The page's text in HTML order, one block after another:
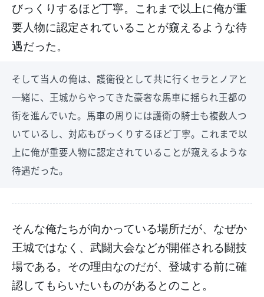
びっくりするほど丁寧。これまで以上に俺が重
要人物に認定されていることが窺えるような待
遇だった。
そして当人の俺は、護衛役として共に行くセラとノアと
一緒に、王城からやってきた豪奢な馬車に揺られ王都の
街を進んでいた。馬車の周りには護衛の騎士も複数人つ
いているし、対応もびっくりするほど丁寧。これまで以
上に俺が重要人物に認定されていることが窺えるような
待遇だった。
そんな俺たちが向かっている場所だが、なぜか
王城ではなく、武闘大会などが開催される闘技
場である。その理由なのだが、登城する前に確
認してもらいたいものがあるとのこと。